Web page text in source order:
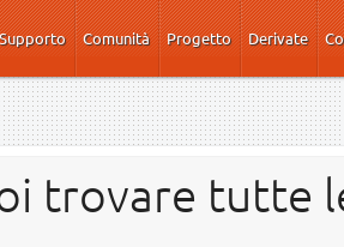
Supporto Comunità Progetto Derivate
trovare tutte